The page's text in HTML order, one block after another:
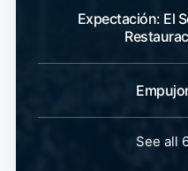
Expectación: El
See all